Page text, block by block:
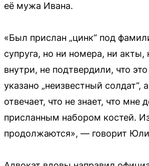
её мужа Ивана.
«Был прислан „цинк“ под
супруга, но ни номера, ни
внутри, не подтвердили, что
указано „неизвестный солдат“,
отвечает, что не знает, что мне
присланным набором костей.
продолжаются», — говорит